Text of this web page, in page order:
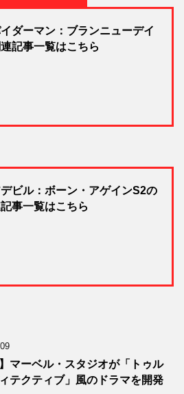
ダーマン：ブランニューデイ
記事一覧はこちら
ビル：ボーン・アゲインS2の
事一覧はこちら
】マーベル・スタジオが「トゥル
テクティブ」風のドラマを開発